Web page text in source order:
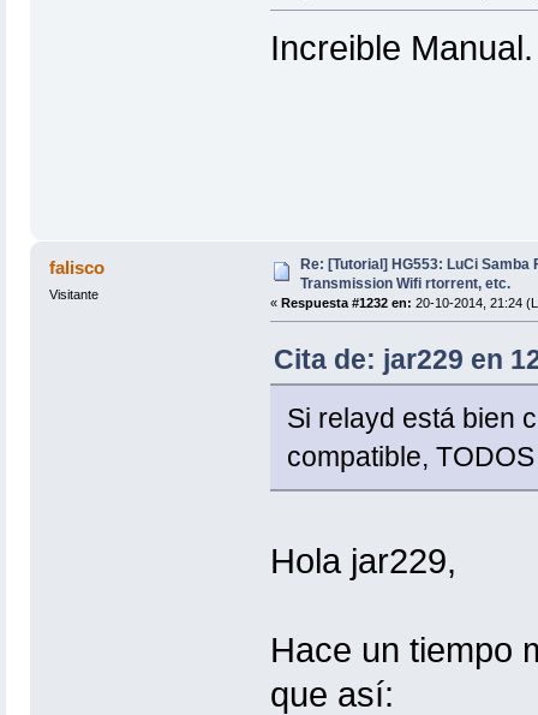
Increible
falisco
Visitante
Re: [Tutorial] HG553: LuCi Samba
Transmission Wifi rtorrent, etc.
« Respuesta #1232 en: 20-10-2014, 21:24
Cita de: jar229 en
Si relayd está bien
compatible,
Hola jar229,
Hace un tiempo
que así: